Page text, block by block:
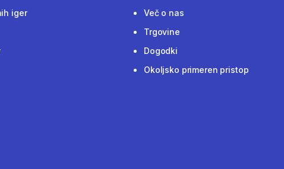
iger
Več o nas
Trgovine
Dogodki
Okoljsko primeren pristop